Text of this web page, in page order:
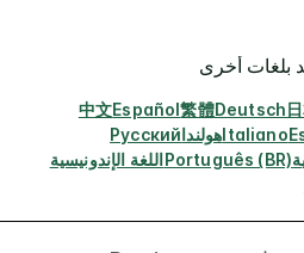
بلغات أخرى
Deutsch
繁體
Español
中文
ItalianoهولنداРусский
Português (BR)اللغة الإندونيسية